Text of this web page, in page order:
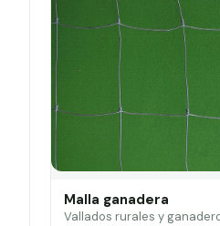
Malla ganadera
Vallados rurales y